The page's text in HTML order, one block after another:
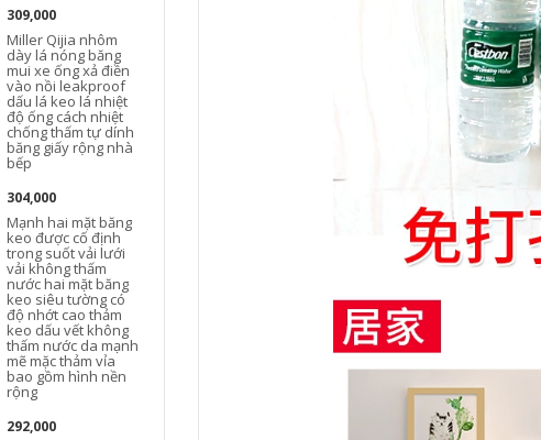
309,000
Miller Qijia nhôm
dày lá nóng băng
mui xe ống xả điền
vào nồi leakproof
dấu lá keo lá nhiệt
độ ống cách nhiệt
chống thấm tự dính
băng giấy rộng nhà
bếp
304,000
Mạnh hai mặt băng
keo được cố định
trong suốt vải lưới
vải không thấm
nước hai mặt băng
keo siêu tường có
độ nhớt cao thảm
keo dấu vết không
thấm nước da mạnh
mẽ mặc thảm vỉa
bao gồm hình nền
rộng
292,000
tự kết dính xốp đen
độ nhớt và trang trí
mỏng
độ
băng
dính
dán
dính
Hai
keo